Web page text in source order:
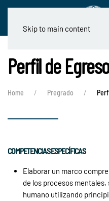
Skip to main content
Perfil de Egreso
Home Pregrado
COMPETENCIAS ESPECÍFICAS
Elaborar un marco
de los procesos
humano utilizando